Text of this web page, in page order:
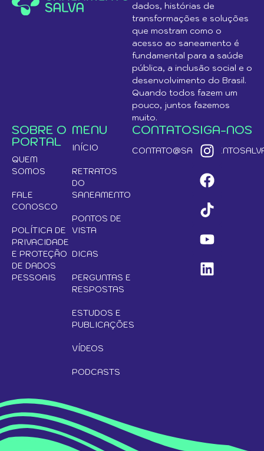
dados, histórias de
transformações e soluções
que mostram como o
acesso ao saneamento é
fundamental para a saúde
pública, a inclusão social e o
desenvolvimento do Brasil.
Quando todos fazem um
pouco, juntos fazemos
muito.
SOBRE O
PORTAL
QUEM
SOMOS
FALE
CONOSCO
POLÍTICA DE
PRIVACIDADE
E PROTEÇÃO
DE DADOS
PESSOAIS
MENU
INÍCIO
RETRATOS
DO
SANEAMENTO
PONTOS DE
VISTA
DICAS
PERGUNTAS E
RESPOSTAS
ESTUDOS E
PUBLICAÇÕES
VÍDEOS
PODCASTS
CONTATOSIGA-NOS